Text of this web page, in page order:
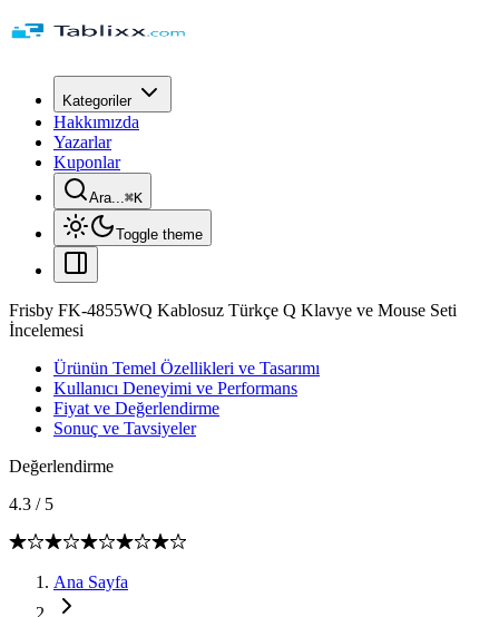
Kategoriler
Hakkımızda
Yazarlar
Kuponlar
Ara...⌘K
Toggle theme
Frisby FK-4855WQ Kablosuz Türkçe Q Klavye ve Mouse Seti
İncelemesi
Ürünün Temel Özellikleri ve Tasarımı
Kullanıcı Deneyimi ve Performans
Fiyat ve Değerlendirme
Sonuç ve Tavsiyeler
Değerlendirme
4.3 / 5
Ana Sayfa